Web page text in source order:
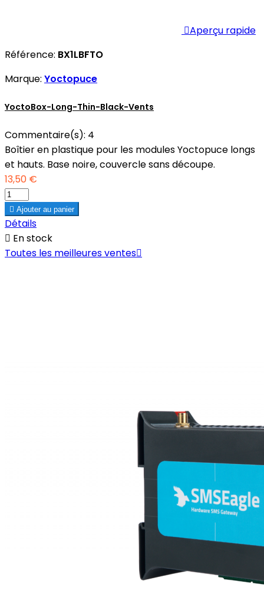
Aperçu rapide
Référence: BX1LBFTO
Marque: Yoctopuce
YoctoBox-Long-Thin-Black-Vents
Commentaire(s): 4
Boîtier en plastique pour les modules Yoctopuce longs
et hauts. Base noire, couvercle sans découpe.
13,50 €
 Ajouter au panier
Détails
 En stock
Toutes les meilleures ventes